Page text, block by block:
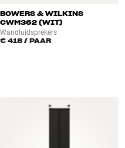
BOWERS & WILKINS
CWM362 (WIT)
Wandluidsprekers
€ 418 / PAAR